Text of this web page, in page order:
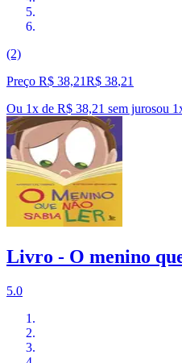
(2)
Preço R$ 38,21R$ 38,21
Ou 1x de R$ 38,21 sem jurosou 1
Livro - O menino
5.0